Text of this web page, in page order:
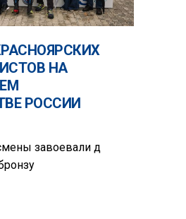
НА
РОССИИ
завоевали д